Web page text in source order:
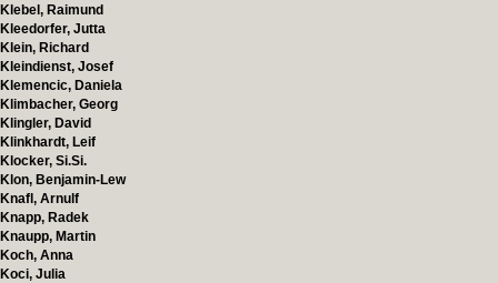
Klebel, Raimund
Kleedorfer, Jutta
Klein, Richard
Kleindienst, Josef
Klemencic, Daniela
Klimbacher, Georg
Klingler, David
Klinkhardt, Leif
Klocker, Si.Si.
Klon, Benjamin-Lew
Knafl, Arnulf
Knapp, Radek
Knaupp, Martin
Koch, Anna
Koci, Julia